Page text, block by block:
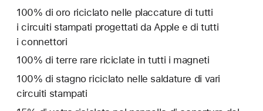
100% di oro riciclato nelle placcature di tutti
i circuiti stampati progettati da Apple e di tutti
i connettori
100% di terre rare riciclate in tutti i magneti
100% di stagno riciclato nelle saldature di vari
circuiti stampati